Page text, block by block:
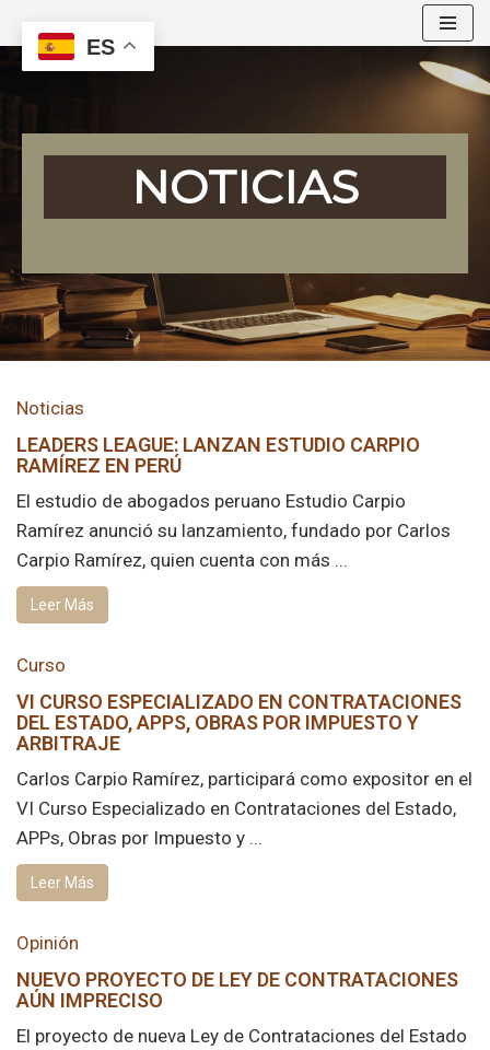
Saltar
NOTICIAS
Noticias
LEADERS LEAGUE: LANZAN ESTUDIO CARPIO
RAMÍREZ EN PERÚ
El estudio de abogados peruano Estudio Carpio
Ramírez anunció su lanzamiento, fundado por Carlos
Carpio Ramírez, quien cuenta con más ...
Leer Más
Curso
VI CURSO ESPECIALIZADO EN CONTRATACIONES
DEL ESTADO, APPS, OBRAS POR IMPUESTO Y
ARBITRAJE
Carlos Carpio Ramírez, participará como expositor en el
VI Curso Especializado en Contrataciones del Estado,
APPs, Obras por Impuesto y ...
Leer Más
Opinión
NUEVO PROYECTO DE LEY DE CONTRATACIONES
AÚN IMPRECISO
El proyecto de nueva Ley de Contrataciones del Estado
ES